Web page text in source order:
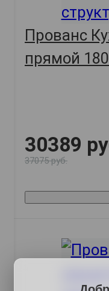
Прованс
прямой
30389
37075 руб.